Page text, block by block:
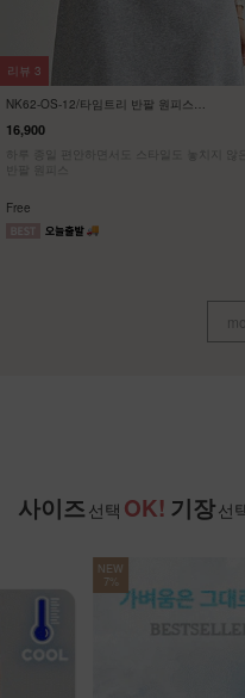
NK32-P-1/에이지 와이드 팬츠
23,900
[55~120] 여성스러운 스커트처럼, 맥시멈 와이
드핏 밴딩팬츠
Free
리뷰 57
사이즈 선택 OK! 기장선